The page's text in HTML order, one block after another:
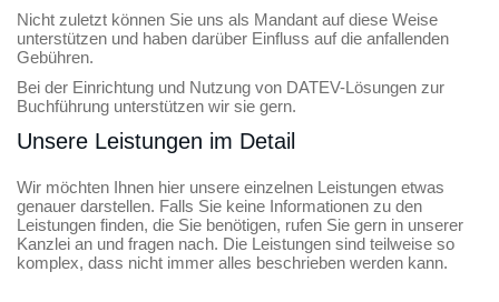
Nicht zuletzt können Sie uns als Mandant auf diese Weise
unterstützen und haben darüber Einfluss auf die anfallenden
Gebühren.
Bei der Einrichtung und Nutzung von DATEV-Lösungen zur
Buchführung unterstützen wir sie gern.
Unsere Leistungen im Detail
Wir möchten Ihnen hier unsere einzelnen Leistungen etwas
genauer darstellen. Falls Sie keine Informationen zu den
Leistungen finden, die Sie benötigen, rufen Sie gern in unserer
Kanzlei an und fragen nach. Die Leistungen sind teilweise so
komplex, dass nicht immer alles beschrieben werden kann.